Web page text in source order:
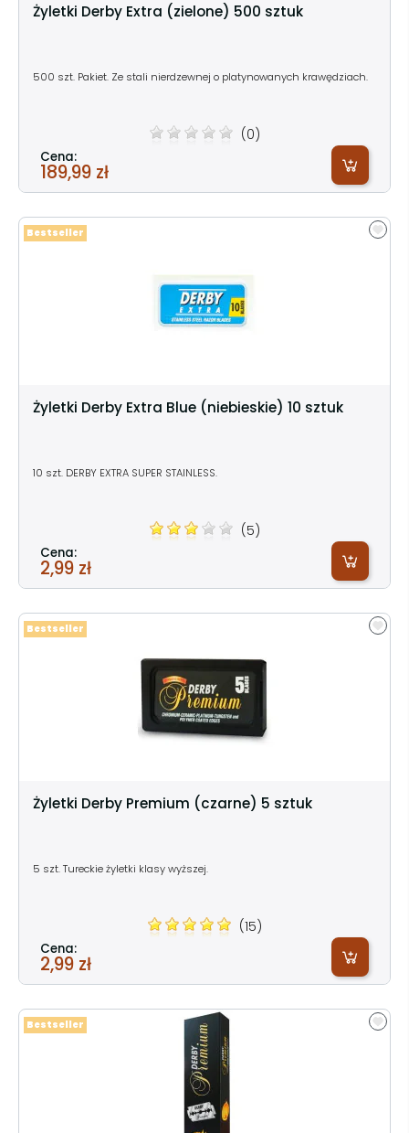
Żyletki Derby Extra (zielone) 500 sztuk
500 szt. Pakiet. Ze stali nierdzewnej o platynowanych krawędziach.
(0)
Cena:
189,99 zł
Żyletki Derby Extra Blue (niebieskie) 10 sztuk
10 szt. DERBY EXTRA SUPER STAINLESS.
(5)
Cena:
2,99 zł
Bestseller
Żyletki Derby Premium (czarne) 5 sztuk
5 szt. Tureckie żyletki klasy wyższej.
(15)
Cena:
2,99 zł
Bestseller
Bestseller